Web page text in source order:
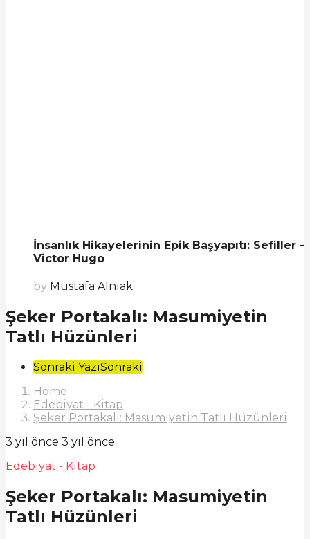
İnsanlık Hikayelerinin Epik Başyapıtı: Sefiller -
Victor Hugo
by Mustafa Alnıak
Şeker Portakalı: Masumiyetin
Tatlı Hüzünleri
Post
Pagination
Sonraki YazıSonraki
Home
Edebiyat - Kitap
Şeker Portakalı: Masumiyetin Tatlı Hüzünleri
3 yıl önce 3 yıl önce
Edebiyat - Kitap
Şeker Portakalı: Masumiyetin
Tatlı Hüzünleri